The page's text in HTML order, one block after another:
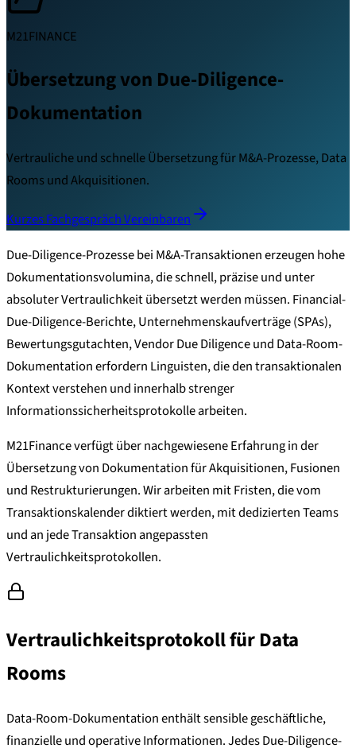
M21FINANCE
Übersetzung von Due-Diligence-
Dokumentation
Vertrauliche und schnelle Übersetzung für M&A-Prozesse, Data
Rooms und Akquisitionen.
Kurzes Fachgespräch Vereinbaren
Due-Diligence-Prozesse bei M&A-Transaktionen erzeugen hohe
Dokumentationsvolumina, die schnell, präzise und unter
absoluter Vertraulichkeit übersetzt werden müssen. Financial-
Due-Diligence-Berichte, Unternehmenskaufverträge (SPAs),
Bewertungsgutachten, Vendor Due Diligence und Data-Room-
Dokumentation erfordern Linguisten, die den transaktionalen
Kontext verstehen und innerhalb strenger
Informationssicherheitsprotokolle arbeiten.
M21Finance verfügt über nachgewiesene Erfahrung in der
Übersetzung von Dokumentation für Akquisitionen, Fusionen
und Restrukturierungen. Wir arbeiten mit Fristen, die vom
Transaktionskalender diktiert werden, mit dedizierten Teams
und an jede Transaktion angepassten
Vertraulichkeitsprotokollen.
Vertraulichkeitsprotokoll für Data
Rooms
Data-Room-Dokumentation enthält sensible geschäftliche,
finanzielle und operative Informationen. Jedes Due-Diligence-